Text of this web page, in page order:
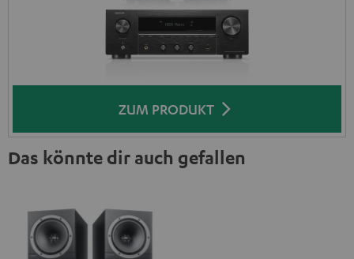
ZUM PRODUKT
Das könnte dir auch gefallen